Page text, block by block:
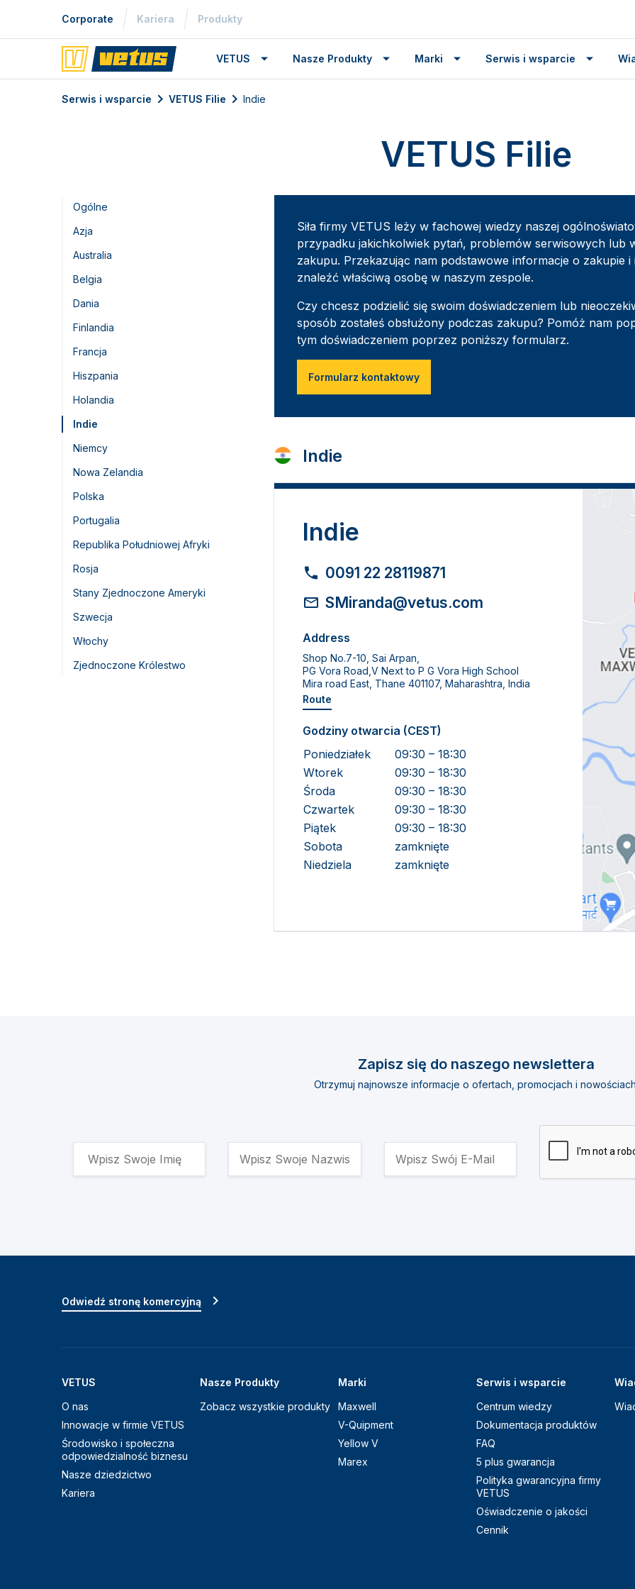
Corporate Kariera Produkty
VETUS Nasze Produkty Marki Serwis i wsparcie
Serwis i wsparcie VETUS Filie Indie
VETUS Filie
Ogólne
Azja
Australia
Belgia
Dania
Finlandia
Francja
Hiszpania
Holandia
Indie
Niemcy
Nowa Zelandia
Polska
Portugalia
Republika Południowej Afryki
Rosja
Stany Zjednoczone Ameryki
Szwecja
Włochy
Zjednoczone Królestwo
Siła firmy VETUS leży w fachowej wiedzy naszej
przypadku jakichkolwiek pytań, problemów serwisowych lub
zakupu. Przekazując nam podstawowe informacje o zakupie
znaleźć właściwą osobę w naszym zespole.
Czy chcesz podzielić się swoim doświadczeniem lub
sposób zostałeś obsłużony podczas zakupu? Pomóż nam
tym doświadczeniem poprzez poniższy formularz.
Formularz kontaktowy
Indie
Indie
0091 22 28119871
SMiranda@vetus.com
Address
Shop No.7-10, Sai Arpan,
PG Vora Road,V Next to P G Vora High School
Mira road East, Thane 401107, Maharashtra, India
Route
Godziny otwarcia (CEST)
Poniedziałek
09:30 – 18:30
Wtorek
09:30 – 18:30
Środa
09:30 – 18:30
Czwartek
09:30 – 18:30
Piątek
09:30 – 18:30
Sobota
zamknięte
Niedziela
zamknięte
Zapisz się do naszego newslettera
Otrzymuj najnowsze informacje o ofertach, promocjach i
VETUS
O nas
Innowacje w firmie VETUS
Środowisko i społeczna
odpowiedzialność biznesu
Nasze dziedzictwo
Kariera
Nasze Produkty
Zobacz wszystkie produkty
Marki
Maxwell
V-Quipment
Yellow V
Marex
Serwis i wsparcie
Centrum wiedzy
Dokumentacja produktów
FAQ
5 plus gwarancja
Polityka gwarancyjna firmy
VETUS
Oświadczenie o jakości
Cennik
Odwiedź stronę komercyjną